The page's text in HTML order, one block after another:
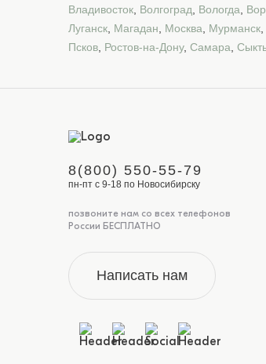
Владивосток Волгоград Вологда
Луганск Магадан Москва Мурманск
Псков Ростов-на-Дону, Самара
8(800) 550-55-79
пн-пт с 9-18 по Новосибирску
позвоните нам со всех телефонов
России БЕСПЛАТНО
Написать нам